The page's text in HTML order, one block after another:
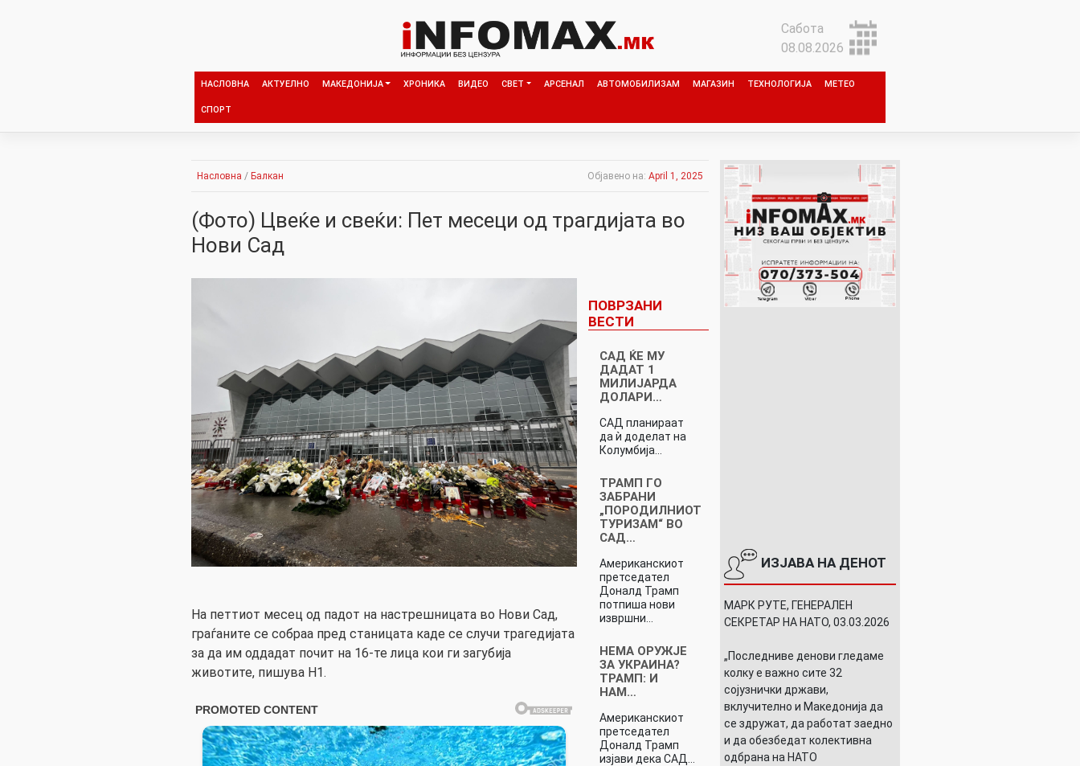
Сабота
08.08.2026
НАСЛОВНА АКТУЕЛНО МАКЕДОНИЈА ХРОНИКА ВИДЕО СВЕТ АРСЕНАЛ АВТОМОБИЛИЗАМ МАГАЗИН ТЕХНОЛОГИЈА МЕТЕО
СПОРТ
Насловна / Балкан Објавено на: April 1, 2025
(Фото) Цвеќе и свеќи: Пет месеци од трагдијата во
Нови Сад
На петтиот месец од падот на настрешницата во Нови Сад,
граѓаните се собраа пред станицата каде се случи трагедијата
за да им оддадат почит на 16-те лица кои ги загубија
животите, пишува Н1.
ПОВРЗАНИ
ВЕСТИ
САД ЌЕ МУ
ДАДАТ 1
МИЛИЈАРДА
ДОЛАРИ…
САД планираат
да ѝ доделат на
Колумбија…
ТРАМП ГО
ЗАБРАНИ
„ПОРОДИЛНИОТ
ТУРИЗАМ“ ВО
САД…
Американскиот
претседател
Доналд Трамп
потпиша нови
извршни…
НЕМА ОРУЖЈЕ
ЗА УКРАИНА?
ТРАМП: И
НАМ…
Американскиот
претседател
Доналд Трамп
изјави дека САД…
ИЗЈАВА НА ДЕНОТ
МАРК РУТЕ, ГЕНЕРАЛЕН
СЕКРЕТАР НА НАТО, 03.03.2026
„Последниве денови гледаме
колку е важно сите 32
сојузнички држави,
вклучително и Македонија да
се здружат, да работат заедно
и да обезбедат колективна
одбрана на НАТО